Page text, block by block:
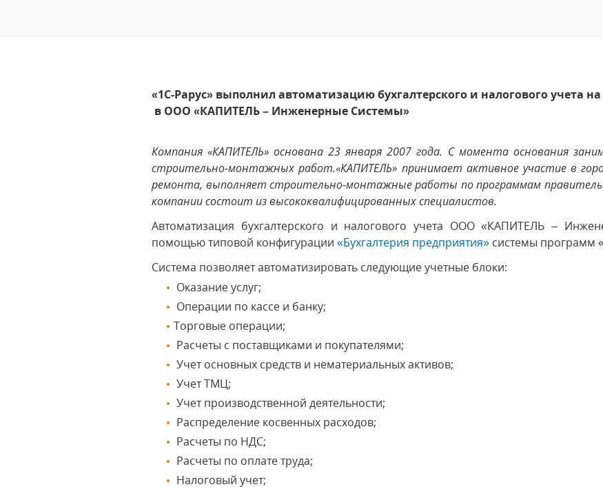
«1С-Рарус» выполнил автоматизацию бухгалтерского и налогового учета на
в ООО «КАПИТЕЛЬ – Инженерные Системы»
Компания «КАПИТЕЛЬ» основана 23 января 2007 года. С момента основания
строительно-монтажных работ.«КАПИТЕЛЬ» принимает активное участие в
ремонта, выполняет строительно-монтажные работы по программам
компании состоит из высококвалифицированных специалистов.
Автоматизация бухгалтерского и налогового учета ООО «КАПИТЕЛЬ –
помощью типовой конфигурации«Бухгалтерия предприятия» системы программ
Система позволяет автоматизировать следующие учетные блоки:
Оказание услуг;
Операции по кассе и банку;
Торговые операции;
Расчеты с поставщиками и покупателями;
Учет основных средств и нематериальных активов;
Учет ТМЦ;
Учет производственной деятельности;
Распределение косвенных расходов;
Расчеты по НДС;
Расчеты по оплате труда;
Налоговый учет;